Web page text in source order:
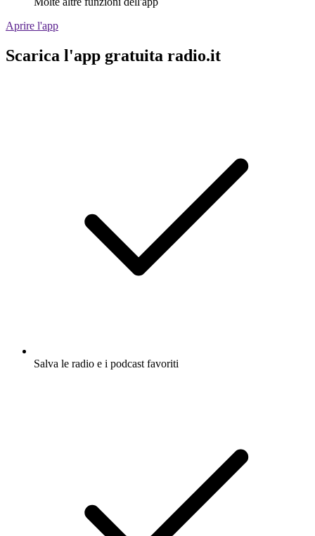
Aprire l'app
Scarica l'app gratuita radio.it
Salva le radio e i podcast favoriti